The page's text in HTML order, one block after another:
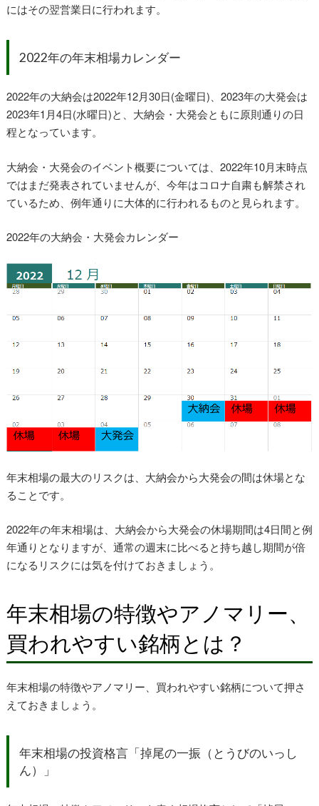
にはその翌営業日に行われます。
2022年の年末相場カレンダー
2022年の大納会は2022年12月30日(金曜日)、2023年の大発会は
2023年1月4日(水曜日)と、大納会・大発会ともに原則通りの日
程となっています。
大納会・大発会のイベント概要については、2022年10月末時点
ではまだ発表されていませんが、今年はコロナ自粛も解禁され
ているため、例年通りに大体的に行われるものと見られます。
2022年の大納会・大発会カレンダー
年末相場の最大のリスクは、大納会から大発会の間は休場とな
ることです。
2022年の年末相場は、大納会から大発会の休場期間は4日間と例
年通りとなりますが、通常の週末に比べると持ち越し期間が倍
になるリスクには気を付けておきましょう。
年末相場の特徴やアノマリー、
買われやすい銘柄とは？
年末相場の特徴やアノマリー、買われやすい銘柄について押さ
えておきましょう。
年末相場の投資格言「掉尾の一振（とうびのいっし
ん）」